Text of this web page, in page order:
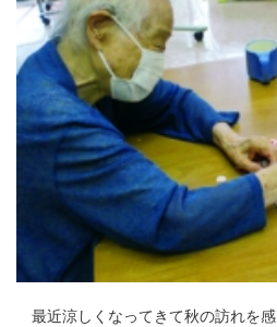
最近涼しくなってきて秋の訪れを